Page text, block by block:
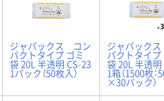
ジャパックス コン
パクトタイプ ゴミ
袋 20L 半透明 CS-23
1パック（50枚入）
ジャパック
パクトタイプ
袋 20L 半透明
1箱（1500枚：
×30パック）